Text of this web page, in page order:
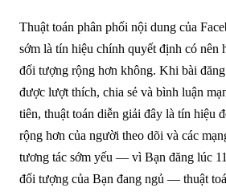
Thuật toán phân phối nội dung của
sớm là tín hiệu chính quyết định có nên
đối tượng rộng hơn không. Khi bài
được lượt thích, chia sẻ và bình luận
tiên, thuật toán diễn giải đây là tín hiệu
rộng hơn của người theo dõi và các
tương tác sớm yếu — vì Bạn đăng lúc
đối tượng của Bạn đang ngủ — thuật